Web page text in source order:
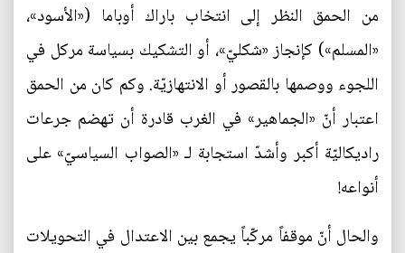
من الحمق النظر إلى انتخاب باراك أوباما («الأسود»،
«المسلم») كإنجاز «شكليّ»، أو التشكيك بسياسة مركل في
اللجوء ووصمها بالقصور أو الانتهازيّة. وكم كان من الحمق
اعتبار أنّ «الجماهير» في الغرب قادرة أن تهضم جرعات
راديكاليّة أكبر وأشدّ استجابة لـ «الصواب السياسيّ» على
أنواعه!
والحال أنّ موقفاً مركّباً يجمع بين الاعتدال في التحويلات